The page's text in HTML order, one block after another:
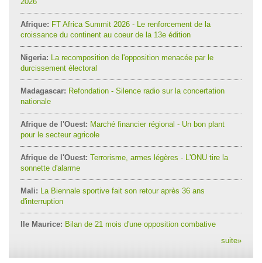
Afrique: FT Africa Summit 2026 - Le renforcement de la
croissance du continent au coeur de la 13e édition
Nigeria: La recomposition de l'opposition menacée par le
durcissement électoral
Madagascar: Refondation - Silence radio sur la concertation
nationale
Afrique de l'Ouest: Marché financier régional - Un bon plant
pour le secteur agricole
Afrique de l'Ouest: Terrorisme, armes légères - L'ONU tire la
sonnette d'alarme
Mali: La Biennale sportive fait son retour après 36 ans
d'interruption
Ile Maurice: Bilan de 21 mois d'une opposition combative
suite»